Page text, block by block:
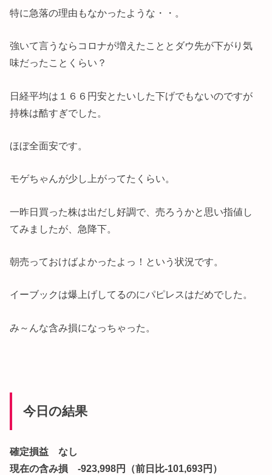
特に急落の理由もなかったような・・。
強いて言うならコロナが増えたこととダウ先が下がり気
味だったことくらい？
日経平均は１６６円安とたいした下げでもないのですが
持株は酷すぎでした。
ほぼ全面安です。
モゲちゃんが少し上がってたくらい。
一昨日買った株は出だし好調で、売ろうかと思い指値し
てみましたが、急降下。
朝売っておけばよかったよっ！という状況です。
イーブックは爆上げしてるのにパピレスはだめでした。
み～んな含み損になっちゃった。
今日の結果
確定損益 なし
現在の含み損 -923,998円（前日比-101,693円）